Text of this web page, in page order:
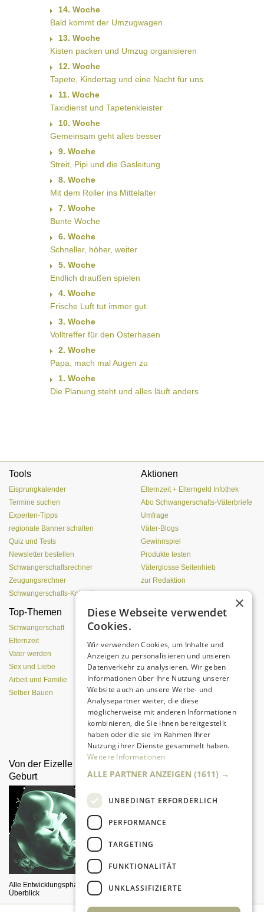
14. Woche
Bald kommt der Umzugwagen
13. Woche
Kisten packen und Umzug organisieren
12. Woche
Tapete, Kindertag und eine Nacht für uns
11. Woche
Taxidienst und Tapetenkleister
10. Woche
Gemeinsam geht alles besser
9. Woche
Streit, Pipi und die Gasleitung
8. Woche
Mit dem Roller ins Mittelalter
7. Woche
Bunte Woche
6. Woche
Schneller, höher, weiter
5. Woche
Endlich draußen spielen
4. Woche
Frische Luft tut immer gut.
3. Woche
Volltreffer für den Osterhasen
2. Woche
Papa, mach mal Augen zu
1. Woche
Die Planung steht und alles läuft anders
Tools
Eisprungkalender
Termine suchen
Experten-Tipps
regionale Banner schalten
Quiz und Tests
Newsletter bestellen
Schwangerschaftsrechner
Zeugungsrechner
Schwangerschafts-Kalender
Aktionen
Elternzeit + Elterngeld Infothek
Abo Schwangerschafts-Väterbriefe
Umfrage
Väter-Blogs
Gewinnspiel
Produkte testen
Väterglosse Seitenhieb
zur Redaktion
Top-Themen
Schwangerschaft
Elternzeit
Vater werden
Sex und Liebe
Arbeit und Familie
Selber Bauen
Einen Lehmofen
Da sind Kinder mit Begeisterung
dabei.
Von der Eizelle bis zur
Geburt
Alle Entwicklungsphasen im
Überblick
Streithähne
Papa muß schlichten.
×
Diese Webseite verwendet
Cookies.
Wir verwenden Cookies, um Inhalte und
Anzeigen zu personalisieren und unseren
Datenverkehr zu analysieren. Wir geben
Informationen über Ihre Nutzung unserer
Website auch an unsere Werbe- und
Analysepartner weiter, die diese
möglicherweise mit anderen Informationen
kombinieren, die Sie ihnen bereitgestellt
haben oder die sie im Rahmen Ihrer
Nutzung ihrer Dienste gesammelt haben.
Weitere Informationen
ALLE PARTNER ANZEIGEN (1611) →
UNBEDINGT ERFORDERLICH
PERFORMANCE
TARGETING
FUNKTIONALITÄT
UNKLASSIFIZIERTE